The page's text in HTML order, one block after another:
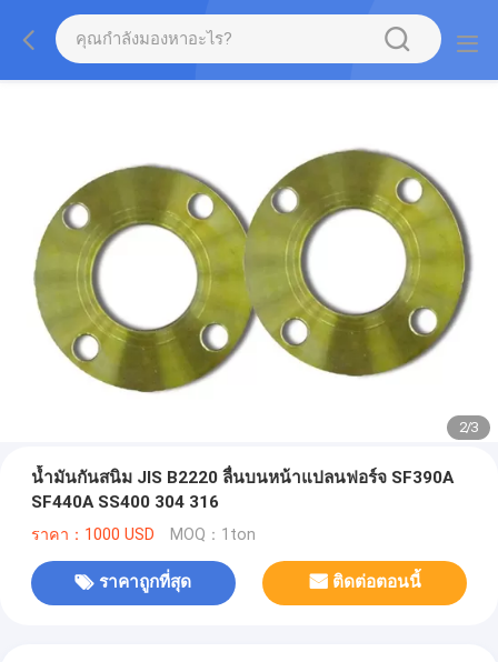
2/3
น้ำมันกันสนิม JIS B2220 ลื่นบนหน้าแปลนฟอร์จ SF390A
SF440A SS400 304 316
ราคา：1000 USD MOQ：1ton
ราคาถูกที่สุด ติดต่อตอนนี้